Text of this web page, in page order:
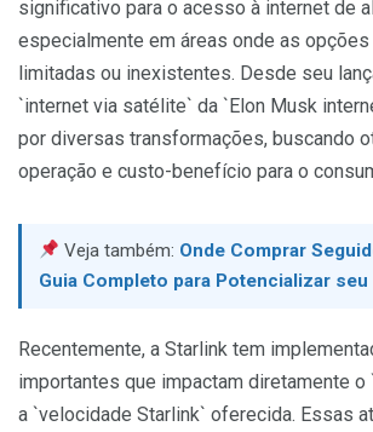
significativo para o acesso à internet de
especialmente em áreas onde as
limitadas ou inexistentes. Desde seu
`internet via satélite` da `Elon Musk
por diversas transformações, buscando
operação e custo-benefício para o
Veja também: Onde Comprar
Guia Completo para Potencializar
Recentemente, a Starlink tem
importantes que impactam diretamente o
a `velocidade Starlink` oferecida. Essas